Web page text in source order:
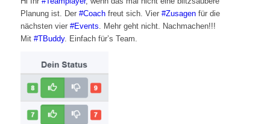
Planung ist. Der ‪#‎Coach‬freut sich. Vier ‪#‎Zusagen‬für die
nächsten vier ‪#‎Events‬. Mehr geht nicht. Nachmachen!!!
Mit ‪#‎TBuddy‬. Einfach für’s Team.